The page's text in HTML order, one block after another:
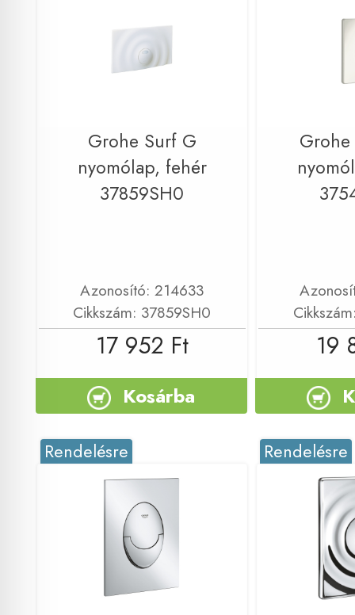
Grohe Surf G
nyomólap, fehér
37859SH0
Azonosító: 214633
Cikkszám: 37859SH0
17 952 Ft
Kosárba
Grohe
19
Rendelésre Rendelésre